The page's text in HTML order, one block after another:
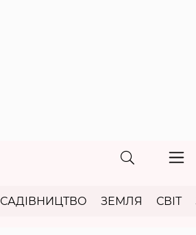
САДІВНИЦТВО ЗЕМЛЯ СВІТ